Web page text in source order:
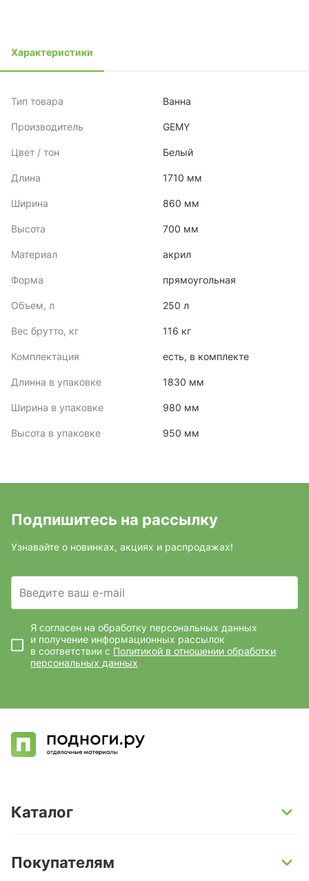
Характеристики
Тип товара Ванна
Производитель GEMY
Цвет / тон Белый
Длина 1710 мм
Ширина 860 мм
Высота 700 мм
Материал акрил
Форма прямоугольная
Объем, л 250 л
Вес брутто, кг 116 кг
Комплектация есть, в комплекте
Длинна в упаковке 1830 мм
Ширина в упаковке 980 мм
Высота в упаковке 950 мм
Подпишитесь на рассылку
Узнавайте о новинках, акциях и распродажах!
Введите ваш e-mail
Я согласен на обработку персональных данных
и получение информационных рассылок
в соответствии с Политикой в отношении обработки
персональных данных *
Каталог
Кварц-винил и LVT-плитка
Покупателям